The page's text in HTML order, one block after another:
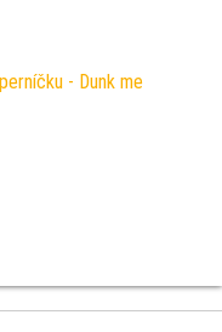
Kč.
- Dunk me
299 Kč.